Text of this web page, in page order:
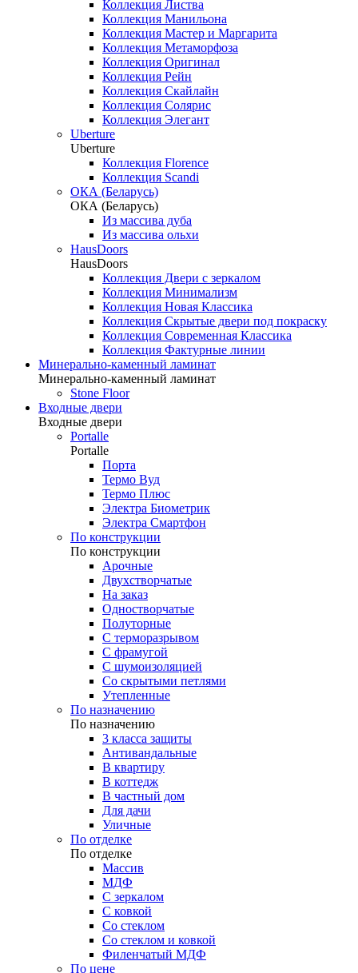
Коллекция Листва
Коллекция Манильона
Коллекция Мастер и Маргарита
Коллекция Метаморфоза
Коллекция Оригинал
Коллекция Рейн
Коллекция Скайлайн
Коллекция Солярис
Коллекция Элегант
Uberture
Uberture
Коллекция Florence
Коллекция Scandi
ОКА (Беларусь)
ОКА (Беларусь)
Из массива дуба
Из массива ольхи
HausDoors
HausDoors
Коллекция Двери с зеркалом
Коллекция Минимализм
Коллекция Новая Классика
Коллекция Скрытые двери под покраску
Коллекция Современная Классика
Коллекция Фактурные линии
Минерально-каменный ламинат
Минерально-каменный ламинат
Stone Floor
Входные двери
Входные двери
Portalle
Portalle
Порта
Термо Вуд
Термо Плюс
Электра Биометрик
Электра Смартфон
По конструкции
По конструкции
Арочные
Двухстворчатые
На заказ
Одностворчатые
Полуторные
С терморазрывом
С фрамугой
С шумоизоляцией
Со скрытыми петлями
Утепленные
По назначению
По назначению
3 класса защиты
Антивандальные
В квартиру
В коттедж
В частный дом
Для дачи
Уличные
По отделке
По отделке
Массив
МДФ
С зеркалом
С ковкой
Со стеклом
Со стеклом и ковкой
Филенчатый МДФ
По цене